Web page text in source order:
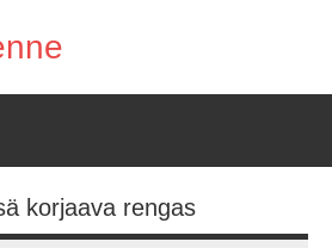
korjaava rengas